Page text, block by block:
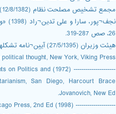
مجمع تشخیص مصلحت نظام (12/8/1382) سیاست¬های کلی نظام در دوره چشم¬انداز.
26، صص 287-319.
هیئت وزیران (27/5/1395) آیین¬نامه تشكل‏هاي مردم¬نهاد.
thought, New York, Viking Press.
on Politics and
San Diego, Harcourt Brace
Jovanovich, New Ed.
-------------------- (1998) Human condition, Chicago: University of Chicago Press, 2nd Ed.